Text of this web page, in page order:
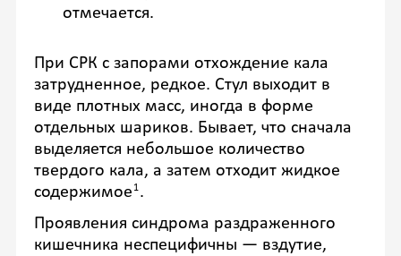
отмечается.
При СРК с запорами отхождение кала
затрудненное, редкое. Стул выходит в
виде плотных масс, иногда в форме
отдельных шариков. Бывает, что сначала
выделяется небольшое количество
твердого кала, а затем отходит жидкое
содержимое 1.
Проявления синдрома раздраженного
кишечника неспецифичны — вздутие,